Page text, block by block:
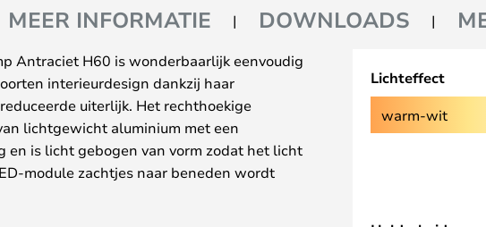
MEER INFORMATIE DOWNLOADS
Antraciet H60 is wonderbaarlijk eenvoudig
interieurdesign dankzij haar
uiterlijk. Het rechthoekige
lichtgewicht aluminium met een
en is licht gebogen van vorm zodat het licht
module zachtjes naar beneden wordt
Lichteffect
warm-wit